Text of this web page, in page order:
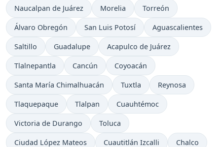
Naucalpan de Juárez Morelia Torreón
Álvaro Obregón San Luis Potosí Aguascalientes
Saltillo Guadalupe Acapulco de Juárez
Tlalnepantla Cancún Coyoacán
Santa María Chimalhuacán Tuxtla Reynosa
Tlaquepaque Tlalpan Cuauhtémoc
Victoria de Durango Toluca
Ciudad López Mateos Cuautitlán Izcalli Chalco